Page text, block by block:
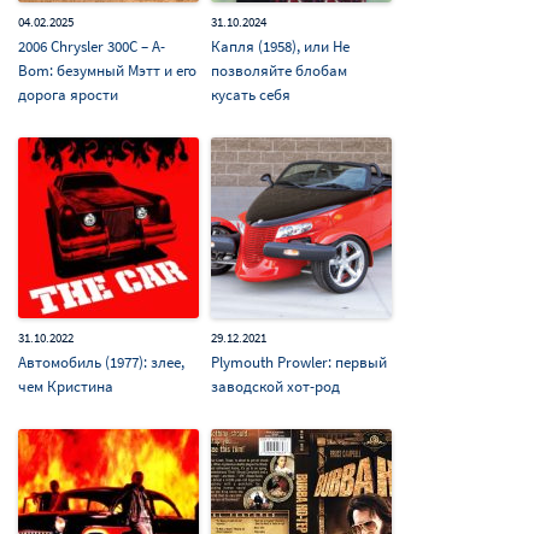
04.02.2025
2006 Chrysler 300C – A-
Bom: безумный Мэтт и его
дорога ярости
31.10.2024
Капля (1958), или Не
позволяйте блобам
кусать себя
31.10.2022
Автомобиль (1977): злее,
чем Кристина
29.12.2021
Plymouth Prowler: первый
заводской хот-род